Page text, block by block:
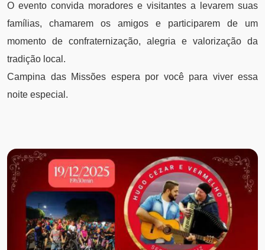
O evento convida moradores e visitantes a levarem suas
famílias, chamarem os amigos e participarem de um
momento de confraternização, alegria e valorização da
tradição local.
Campina das Missões espera por você para viver essa
noite especial.